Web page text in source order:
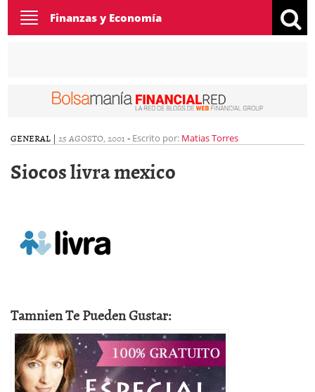
Toggle
navigation
Finanzas y Economía
GENERAL | 25 AGOSTO, 2001 - Escrito por: Matias Torres
Siocos livra mexico
Tamnien Te Pueden Gustar: